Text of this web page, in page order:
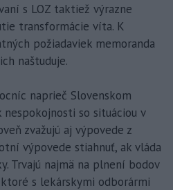
s LOZ taktiež výrazne
transformácie víta. K
požiadaviek memoranda
naštuduje.
naprieč Slovenskom
nespokojnosti so situáciou v
zvažujú aj výpovede z
výpovede stiahnuť, ak vláda
Trvajú najmä na plnení bodov
s lekárskymi odborármi